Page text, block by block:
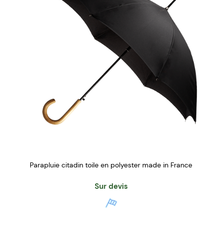
Parapluie citadin toile en polyester made in France
Sur devis